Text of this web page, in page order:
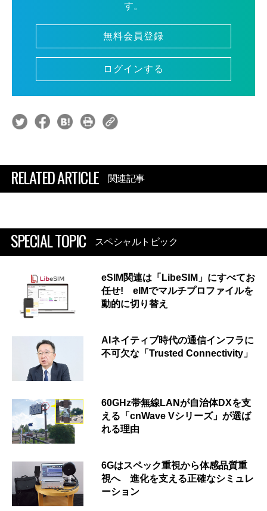
す。
無料会員登録
ログインする
RELATED ARTICLE 関連記事
SPECIAL TOPIC スペシャルトピック
eSIM関連は「LibeSIM」にすべてお
任せ! eIMでマルチプロファイルを
動的に切り替え
AIネイティブ時代の通信インフラに
不可欠な「Trusted Connectivity」
60GHz帯無線LANが自治体DXを支
える「cnWave Vシリーズ」が選ば
れる理由
6Gはスペック重視から体感品質重
視へ 進化を支える正確なシミュレ
ーション